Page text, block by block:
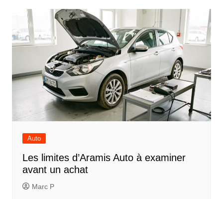
Auto
Les limites d’Aramis Auto à examiner
avant un achat
Marc P